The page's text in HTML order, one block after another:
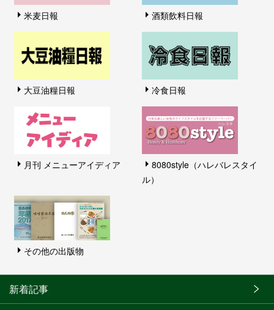
米麦日報 酒類飲料日報
大豆油糧日報 冷食日報
月刊 メニューアイディア
8080style（ハレバレスタイ
ル）
その他の出版物
新着記事